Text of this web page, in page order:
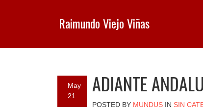
Raimundo Viejo Viñas
May
21
ADIANTE
POSTED BY MUNDUSIN SIN